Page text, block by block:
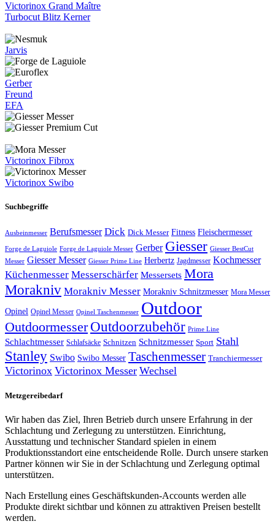
Victorinox Grand Maître
Turbocut Blitz Kerner
Jarvis
Gerber
Freund
EFA
Victorinox Fibrox
Victorinox Swibo
Suchbegriffe
Ausbeinmesser Berufsmesser Dick Dick Messer Fitness Fleischermesser
Forge de Laguiole Forge de Laguiole Messer Gerber Giesser Giesser BestCut
Messer Giesser Messer Giesser Prime Line Herbertz Jagdmesser Kochmesser
Küchenmesser Messerschärfer Messersets Mora
Morakniv Morakniv Messer Morakniv Schnitzmesser Mora Messer
Opinel Opinel Messer Opinel Taschenmesser Outdoor
Outdoormesser Outdoorzubehör Prime Line
Schlachtmesser Schlafsäcke Schnitzen Schnitzmesser Sport Stahl
Stanley Swibo Swibo Messer Taschenmesser Tranchiermesser
Victorinox Victorinox Messer Wechsel
Metzgereibedarf
Wir haben das Ziel, Ihren Betrieb durch unsere Erfahrung in der
Schlachtung und Zerlegung zu unterstützen. Einrichtung,
Ausstattung und technischer Standard spielen in einem
Produktionsstandort eine entscheidende Rolle. Durch unsere starken
Partner können wir Sie in der Schlachtung und Zerlegung optimal
unterstützen.
Nach Erstellung eines Geschäftskunden-Accounts werden alle
Produkte direkt sichtbar und können zu attraktiven Preisen bestellt
werden.